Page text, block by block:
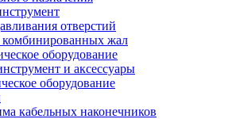
отверстий
жал
оборудование
и аксессуары
оборудование
кабельных наконечников